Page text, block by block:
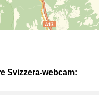
Svizzera-webcam: